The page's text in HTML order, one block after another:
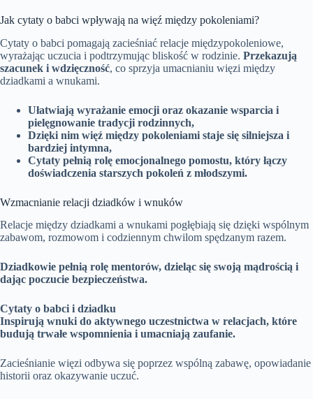
Jak cytaty o babci wpływają na więź między pokoleniami?
Cytaty o babci pomagają zacieśniać relacje międzypokoleniowe,
wyrażając uczucia i podtrzymując bliskość w rodzinie. Przekazują
szacunek i wdzięczność, co sprzyja umacnianiu więzi między
dziadkami a wnukami.
Ułatwiają wyrażanie emocji oraz okazanie wsparcia i
pielęgnowanie tradycji rodzinnych,
Dzięki nim więź między pokoleniami staje się silniejsza i
bardziej intymna,
Cytaty pełnią rolę emocjonalnego pomostu, który łączy
doświadczenia starszych pokoleń z młodszymi.
Wzmacnianie relacji dziadków i wnuków
Relacje między dziadkami a wnukami pogłębiają się dzięki wspólnym
zabawom, rozmowom i codziennym chwilom spędzanym razem.
Dziadkowie pełnią rolę mentorów, dzieląc się swoją mądrością i
dając poczucie bezpieczeństwa.
Cytaty o babci i dziadku
Inspirują wnuki do aktywnego uczestnictwa w relacjach, które
budują trwałe wspomnienia i umacniają zaufanie.
Zacieśnianie więzi odbywa się poprzez wspólną zabawę, opowiadanie
historii oraz okazywanie uczuć.